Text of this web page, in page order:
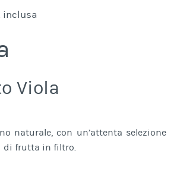
inclusa
Viola
naturale, con un’attenta selezione
di frutta in filtro.